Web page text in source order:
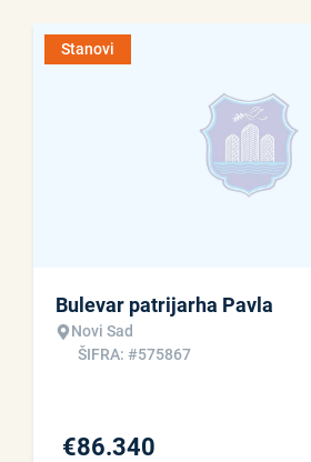
Stanovi
Bulevar patrijarha Pavla
Novi Sad
ŠIFRA: #575867
€86.340